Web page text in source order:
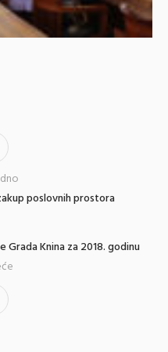
poslovnih prostora
Grada Knina za 2018. godinu